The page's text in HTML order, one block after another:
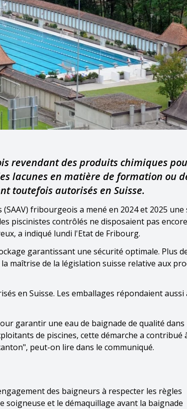
revendant des produits chimiques
lacunes en matière de formation ou
toutefois autorisés en Suisse.
fribourgeois a mené en 2024 et 2025 une
piscinistes contrôlés ne disposaient pas
a indiqué lundi l'Etat de Fribourg.
garantissant une sécurité optimale. Plus
maîtrise de la législation suisse relative aux
en Suisse. Les emballages répondaient aussi
garantir une eau de baignade de qualité dans
de piscines, cette démarche a contribué
peut-on lire dans le communiqué.
des baigneurs à respecter les règles
et le démaquillage avant la baignade